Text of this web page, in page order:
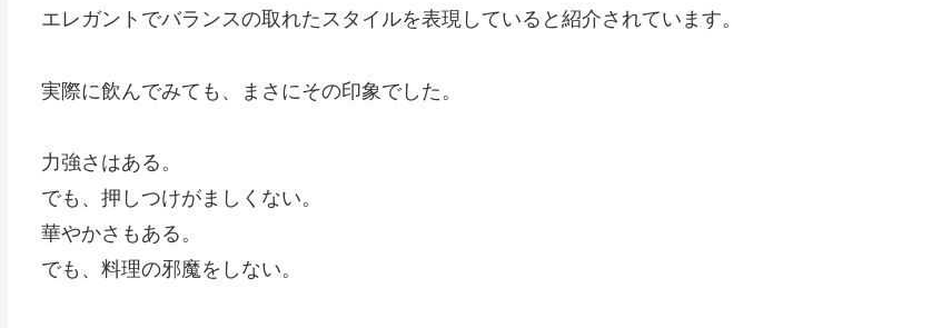
エレガントでバランスの取れたスタイルを表現していると紹介されています。
実際に飲んでみても、まさにその印象でした。
力強さはある。
でも、押しつけがましくない。
華やかさもある。
でも、料理の邪魔をしない。